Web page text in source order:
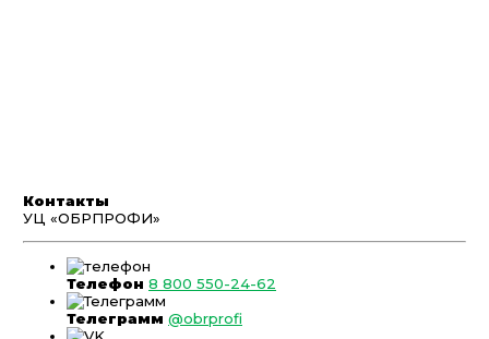
Контакты
УЦ «ОБРПРОФИ»
Телефон 8 800 550-24-62
Телеграмм @obrprofi